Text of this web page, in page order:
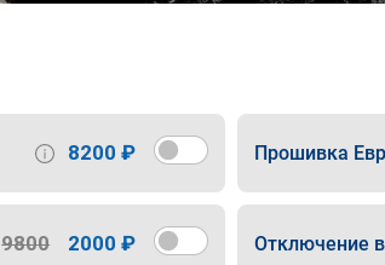
8200 ₽ Прошивка
9800 2000 ₽ Отключение